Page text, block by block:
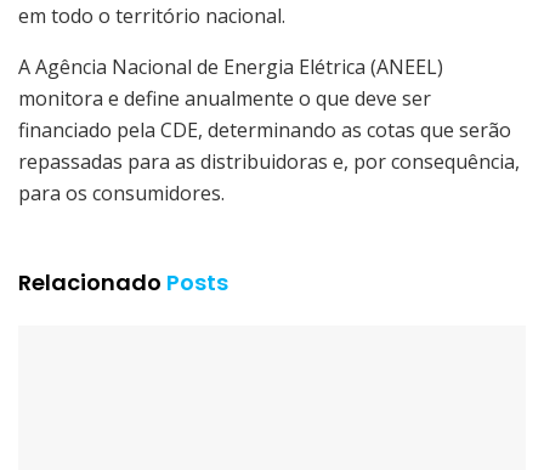
em todo o território nacional.
A Agência Nacional de Energia Elétrica (ANEEL)
monitora e define anualmente o que deve ser
financiado pela CDE, determinando as cotas que serão
repassadas para as distribuidoras e, por consequência,
para os consumidores.
Relacionado Posts